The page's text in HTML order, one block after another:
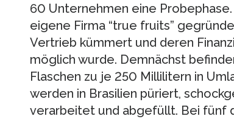
60 Unternehmen eine
eigene Firma “true fruits”
Vertrieb kümmert und deren
möglich wurde. Demnächst
Flaschen zu je 250 Millilitern in
werden in Brasilien püriert,
verarbeitet und abgefüllt. Bei fünf